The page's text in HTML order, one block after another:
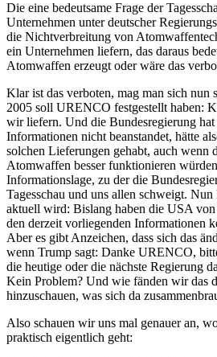
Die eine bedeutsame Frage der
Unternehmen unter deutscher
die Nichtverbreitung von
ein Unternehmen liefern, das daraus
Atomwaffen erzeugt oder wäre das
Klar ist das verboten, mag man sich nun
2005 soll URENCO festgestellt haben:
wir liefern. Und die Bundesregierung hat
Informationen nicht beanstandet, hätte
solchen Lieferungen gehabt, auch wenn
Atomwaffen besser funktionieren
Informationslage, zu der die
Tagesschau und uns allen schweigt.
aktuell wird: Bislang haben die USA
den derzeit vorliegenden Informationen
Aber es gibt Anzeichen, dass sich das
wenn Trump sagt: Danke URENCO,
die heutige oder die nächste Regierung
Kein Problem? Und wie fänden wir das
hinzuschauen, was sich da
Also schauen wir uns mal genauer an,
praktisch eigentlich geht: